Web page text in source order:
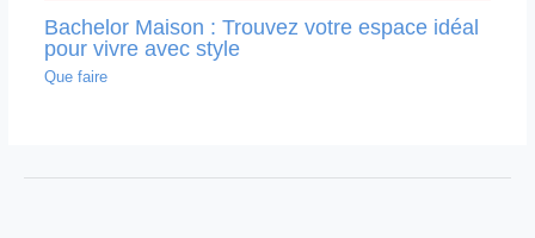
Bachelor Maison : Trouvez votre espace idéal
pour vivre avec style
Que faire